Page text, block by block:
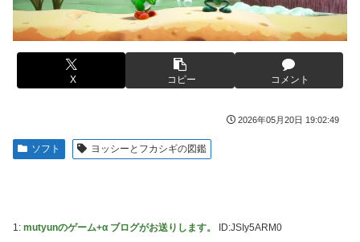
い客にお気持ち表明してしまう←コレどっちが悪いん
や？？？？？？
女芸人の吉住さん（36）メイクしたら普通に美人の部類だっ
たと判明ｗｗｗｗｗｗｗｗｗ
韓国人「韓国が米韓通貨スワップ交渉に全力を注ぐべき理由
【艦これ】ナマケモノアガノウサギ 他
【虹ヶ咲】「夏はせつ泣き」がキャッチコピーの映画【ラブ
ライブ！】
フジテレビ「2026 FORMULA1 サマーブレイクSP」を明日
お前ら「日本も核武装汁！」←１万発の核弾頭どこに
海外「日本なんて行くんじゃなかった…」 日本を知ってし
X コピー コメント
2026年05月20日 19:02:49
ソフト ヨッシーとフカシギの図鑑
1: mutyunのゲーム+α ブログがお送りします。 ID:JSIy5ARM0